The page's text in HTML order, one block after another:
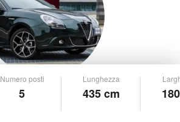
Numero posti
5
Lunghezza
435 cm